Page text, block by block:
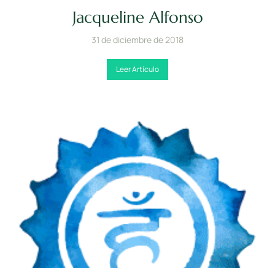
Jacqueline Alfonso
31 de diciembre de 2018
Leer Artículo